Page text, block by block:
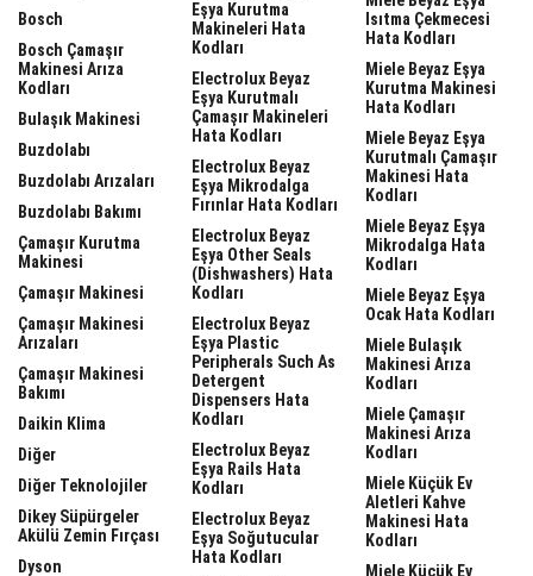
Bosch
Bosch Çamaşır
Makinesi Arıza
Kodları
Bulaşık Makinesi
Buzdolabı
Buzdolabı Arızaları
Buzdolabı Bakımı
Çamaşır Kurutma
Makinesi
Çamaşır Makinesi
Çamaşır Makinesi
Arızaları
Çamaşır Makinesi
Bakımı
Daikin Klima
Diğer
Diğer Teknolojiler
Dikey Süpürgeler
Akülü Zemin Fırçası
Dyson
Eşya Kurutma
Makineleri Hata
Kodları
Electrolux Beyaz
Eşya Kurutmalı
Çamaşır Makineleri
Hata Kodları
Electrolux Beyaz
Eşya Mikrodalga
Fırınlar Hata Kodları
Electrolux Beyaz
Eşya Other Seals
(dishwashers) Hata
Kodları
Electrolux Beyaz
Eşya Plastic
Peripherals Such As
Detergent
Dispensers Hata
Kodları
Electrolux Beyaz
Eşya Rails Hata
Kodları
Electrolux Beyaz
Eşya Soğutucular
Hata Kodları
Isıtma Çekmecesi
Hata Kodları
Miele Beyaz Eşya
Kurutma Makinesi
Hata Kodları
Miele Beyaz Eşya
Kurutmalı Çamaşır
Makinesi Hata
Kodları
Miele Beyaz Eşya
Mikrodalga Hata
Kodları
Miele Beyaz Eşya
Ocak Hata Kodları
Miele Bulaşık
Makinesi Arıza
Kodları
Miele Çamaşır
Makinesi Arıza
Kodları
Miele Küçük Ev
Aletleri Kahve
Makinesi Hata
Kodları
Miele Küçük Ev